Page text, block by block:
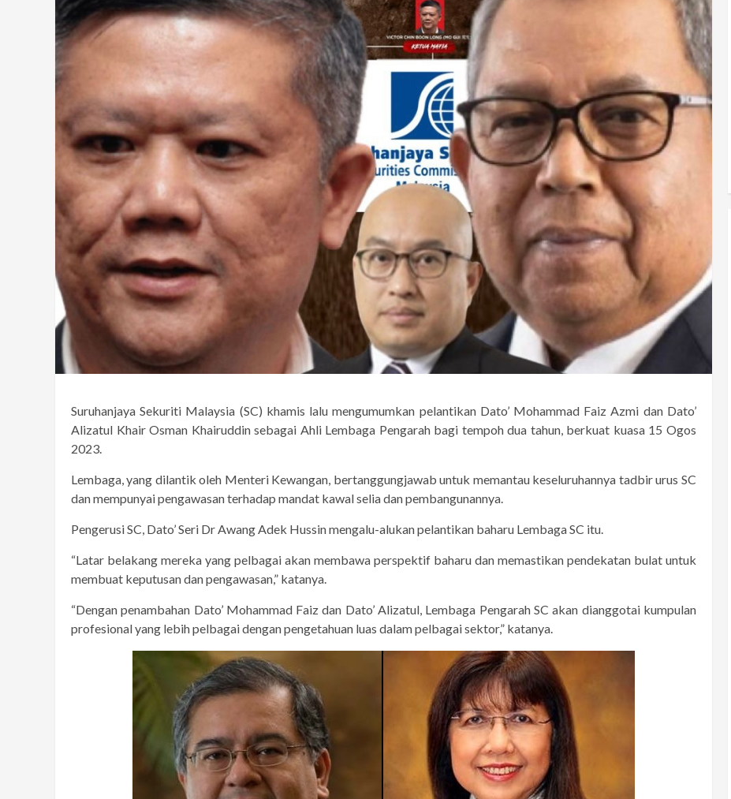
Suruhanjaya Sekuriti Malaysia (SC) khamis lalu mengumumkan pelantikan Dato’ Mohammad Faiz Azmi dan Dato’
Alizatul Khair Osman Khairuddin sebagai Ahli Lembaga Pengarah bagi tempoh dua tahun, berkuat kuasa 15 Ogos
2023.
Lembaga, yang dilantik oleh Menteri Kewangan, bertanggungjawab untuk memantau keseluruhannya tadbir urus SC
dan mempunyai pengawasan terhadap mandat kawal selia dan pembangunannya.
Pengerusi SC, Dato’ Seri Dr Awang Adek Hussin mengalu-alukan pelantikan baharu Lembaga SC itu.
“Latar belakang mereka yang pelbagai akan membawa perspektif baharu dan memastikan pendekatan bulat untuk
membuat keputusan dan pengawasan,” katanya.
“Dengan penambahan Dato’ Mohammad Faiz dan Dato’ Alizatul, Lembaga Pengarah SC akan dianggotai kumpulan
profesional yang lebih pelbagai dengan pengetahuan luas dalam pelbagai sektor,” katanya.